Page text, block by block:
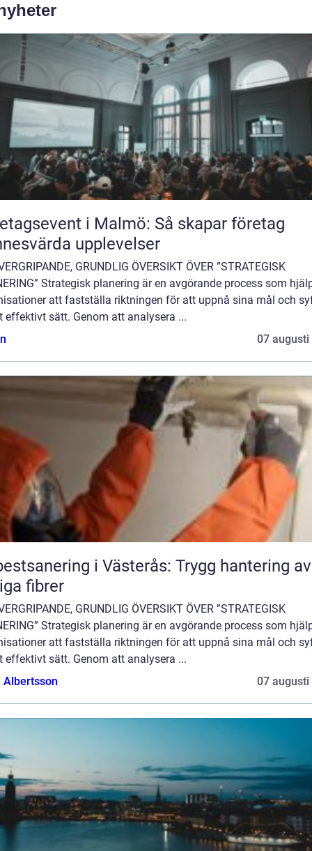
i Malmö: Så skapar företag
upplevelser
GRUNDLIG ÖVERSIKT ÖVER ”STRATEGISK
Strategisk planering är en avgörande process som
att fastställa riktningen för att uppnå sina mål och
effektivt sätt. Genom att analysera ...
07 augusti
i Västerås: Trygg hantering av
fibrer
GRUNDLIG ÖVERSIKT ÖVER ”STRATEGISK
Strategisk planering är en avgörande process som
att fastställa riktningen för att uppnå sina mål och
effektivt sätt. Genom att analysera ...
Albertsson
07 augusti